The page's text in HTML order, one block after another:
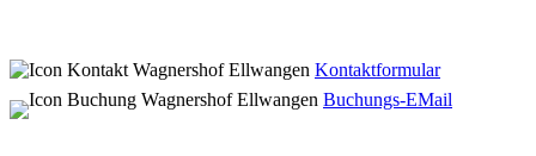
Kontaktformular
Buchungs-EMail